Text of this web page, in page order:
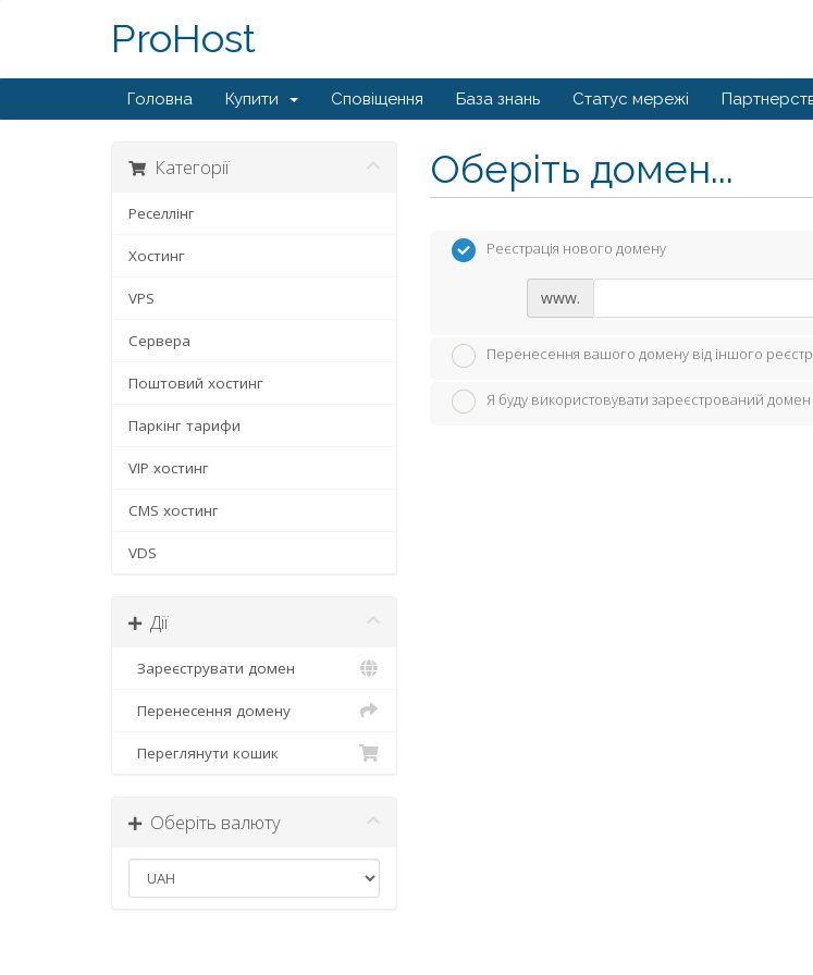
ProHost
Головна Купити Сповіщення База знань Статус мережі
Оберіть домен...
Категорії
Реселлінг
Хостинг
VPS
Сервера
Поштовий хостинг
Паркінг тарифи
VIP хостинг
CMS хостинг
VDS
Дії
Зареєструвати домен
Перенесення домену
Переглянути кошик
Оберіть валюту
Реєстрація нового домену
www.
Перенесення вашого домену від іншого
Я буду використовувати зареєстрований